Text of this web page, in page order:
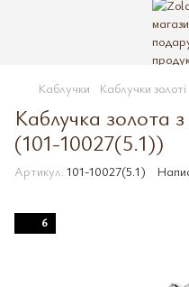
Каблучки Каблучки золоті
Каблучка золота
(101-10027(5.1))
Артикул: 101-10027(5.1)
6